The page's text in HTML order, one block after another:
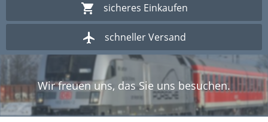
sicheres Einkaufen
schneller Versand
Wir freuen uns, das Sie uns besuchen.
Herzlich Willkommen im Onlineshop
Modellbahn - Eck Kloppe.
Wir freuen uns, das Sie uns besuchen.
Herzlich Willkommen im Onlineshop
Modellbahn - Eck Kloppe.